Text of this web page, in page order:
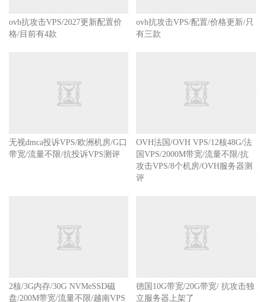
ovh抗攻击VPS/2027更新配置价
格/目前有4款
OVH法国/OVH VPS/12核48G/法